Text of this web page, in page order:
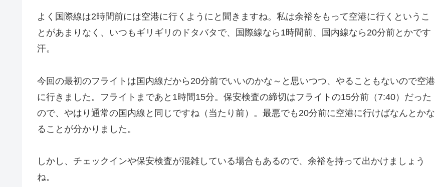
よく国際線は2時間前には空港に行くようにと聞きますね。私は余裕をもって空港に行くというこ
とがあまりなく、いつもギリギリのドタバタで、国際線なら1時間前、国内線なら20分前とかです
汗。
今回の最初のフライトは国内線だから20分前でいいのかな～と思いつつ、やることもないので空港
に行きました。フライトまであと1時間15分。保安検査の締切はフライトの15分前（7:40）だった
ので、やはり通常の国内線と同じですね（当たり前）。最悪でも20分前に空港に行けばなんとかな
ることが分かりました。
しかし、チェックインや保安検査が混雑している場合もあるので、余裕を持って出かけましょう
ね。